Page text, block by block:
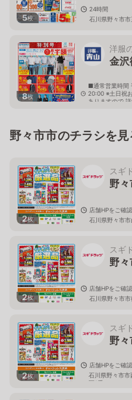
5枚
24時間
石川県野々市
8枚
洋服
金沢
■通常営業時間
20:00 ※土日祝
ありますので
野々市市のチラシを見
2枚
スギ
野
店舗HPをご確
石川県野々市
2枚
スギ
野
店舗HPをご確
石川県野々市
2枚
スギ
野
店舗HPをご確
石川県野々市
区1番